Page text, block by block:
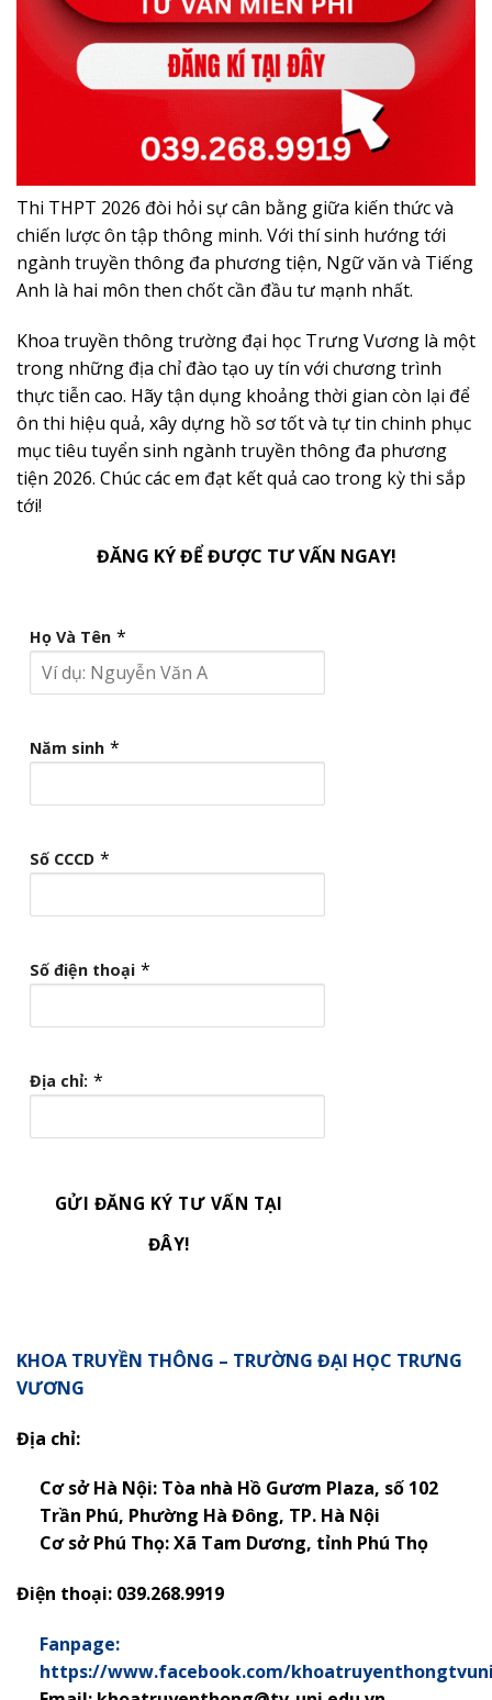
Thi THPT 2026 đòi hỏi sự cân bằng giữa kiến thức và
chiến lược ôn tập thông minh. Với thí sinh hướng tới
ngành truyền thông đa phương tiện, Ngữ văn và Tiếng
Anh là hai môn then chốt cần đầu tư mạnh nhất.
Khoa truyền thông trường đại học Trưng Vương là một
trong những địa chỉ đào tạo uy tín với chương trình
thực tiễn cao. Hãy tận dụng khoảng thời gian còn lại để
ôn thi hiệu quả, xây dựng hồ sơ tốt và tự tin chinh phục
mục tiêu tuyển sinh ngành truyền thông đa phương
tiện 2026. Chúc các em đạt kết quả cao trong kỳ thi sắp
tới!
ĐĂNG KÝ ĐỂ ĐƯỢC TƯ VẤN NGAY!
Họ Và Tên *
Năm sinh *
Số CCCD *
Số điện thoại *
Địa chỉ: *
GỬI ĐĂNG KÝ TƯ VẤN TẠI
ĐÂY!
KHOA TRUYỀN THÔNG – TRƯỜNG ĐẠI HỌC TRƯNG
VƯƠNG
Địa chỉ:
Cơ sở Hà Nội: Tòa nhà Hồ Gươm Plaza, số 102
Trần Phú, Phường Hà Đông, TP. Hà Nội
Cơ sở Phú Thọ:Xã Tam Dương, tỉnh Phú Thọ
Điện thoại: 039.268.9919
Fanpage:
https://www.facebook.com/